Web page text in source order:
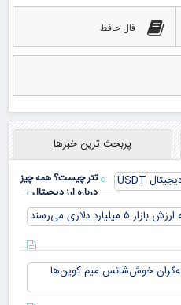
فال حافظ
پربحث ترین خبرها
تتر چیست؟ همه چیز
درباره ارز دیجیتال
USDT